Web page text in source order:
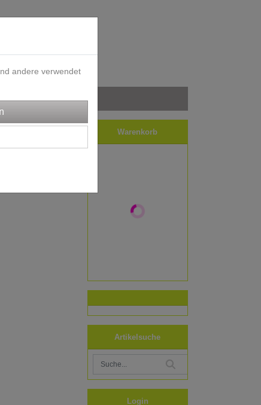
Impressum
wählen Warenkorb
Artikelsuche
Login
andere verwendet